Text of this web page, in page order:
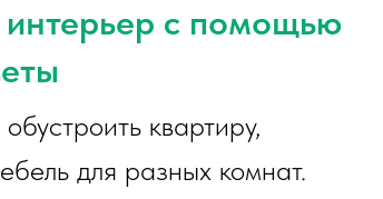
интерьер с помощью
квартиру,
для разных комнат.